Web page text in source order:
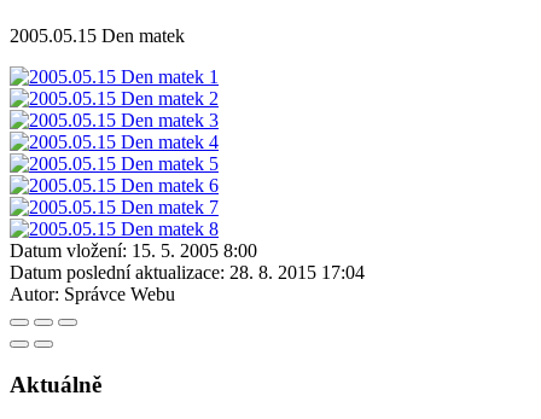
2005.05.15 Den matek
Datum vložení: 15. 5. 2005 8:00
Datum poslední aktualizace: 28. 8. 2015 17:04
Autor: Správce Webu
Aktuálně